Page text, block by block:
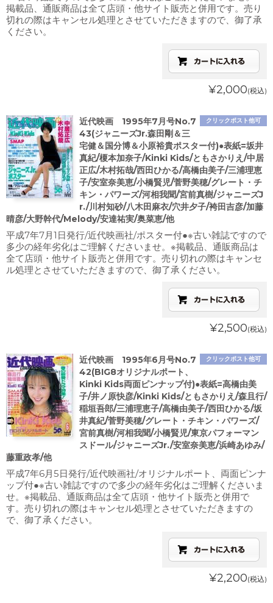
掲載品、通販商品は全て店頭・他サイト販売と併用です。売り
切れの際はキャンセル処理とさせていただきますので、御了承
ください。
¥2,000(税込)
クリックポスト他可
近代映画 1995年7月号No.7
43(ジャニーズJr.森田剛＆三
宅健＆国分博＆小原裕貴ポスター付)●表紙=坂井
真紀/榎本加奈子/Kinki Kids/ともさかりえ/中居
正広/木村拓哉/西田ひかる/高橋由美子/三浦理恵
子/安室奈美恵/小橋賢児/菅野美穂/グレート・チ
キン・パワーズ/河相我聞/宮前真樹/ジャニーズJ
r./川村知砂/八木田麻衣/穴井夕子/袴田吉彦/加藤
晴彦/大野幹代/Melody/安達祐実/奥菜恵/他
平成7年7月1日発行/近代映画社/ポスター付●※古い雑誌ですので
多少の経年劣化はご理解くださいませ。※掲載品、通販商品は
全て店頭・他サイト販売と併用です。売り切れの際はキャンセ
ル処理とさせていただきますので、御了承ください。
¥2,500(税込)
クリックポスト他可
近代映画 1995年6月号No.7
42(BIG8オリジナルポート、
Kinki Kids両面ピンナップ付)●表紙=高橋由美
子/井ノ原快彦/Kinki Kids/ともさかりえ/森且行/
稲垣吾郎/三浦理恵子/高橋由美子/西田ひかる/坂
井真紀/菅野美穂/グレート・チキン・パワーズ/
宮前真樹/河相我聞/小橋賢児/東京パフォーマン
スドール/ジャニーズJr./安室奈美恵/浜崎あゆみ/
藤重政孝/他
平成7年6月5日発行/近代映画社/オリジナルポート、両面ピンナ
ップ付●※古い雑誌ですので多少の経年劣化はご理解くださいま
せ。※掲載品、通販商品は全て店頭・他サイト販売と併用で
す。売り切れの際はキャンセル処理とさせていただきますの
で、御了承ください。
¥2,200(税込)